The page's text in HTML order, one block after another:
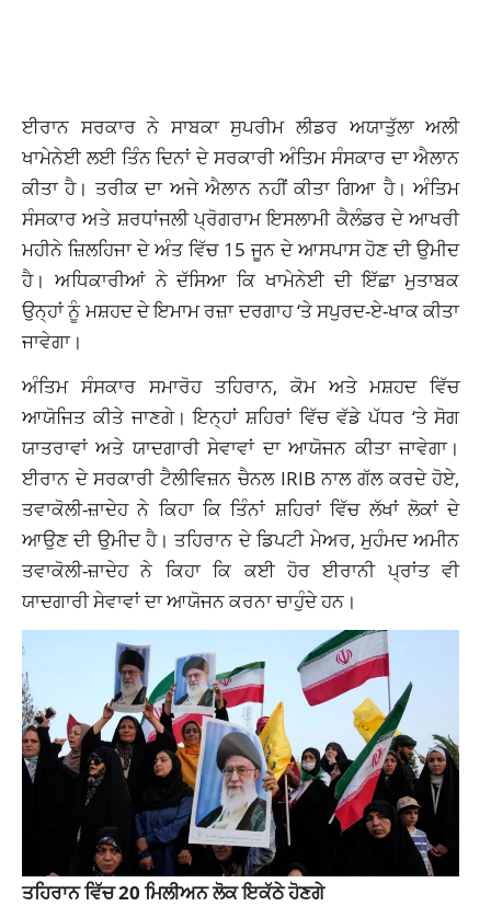
ਈਰਾਨ ਸਰਕਾਰ ਨੇ ਸਾਬਕਾ ਸੁਪਰੀਮ ਲੀਡਰ ਅਯਾਤੁੱਲਾ ਅਲੀ
ਖਾਮੇਨੇਈ ਲਈ ਤਿੰਨ ਦਿਨਾਂ ਦੇ ਸਰਕਾਰੀ ਅੰਤਿਮ ਸੰਸਕਾਰ ਦਾ ਐਲਾਨ
ਕੀਤਾ ਹੈ। ਤਰੀਕ ਦਾ ਅਜੇ ਐਲਾਨ ਨਹੀਂ ਕੀਤਾ ਗਿਆ ਹੈ। ਅੰਤਿਮ
ਸੰਸਕਾਰ ਅਤੇ ਸ਼ਰਧਾਂਜਲੀ ਪ੍ਰੋਗਰਾਮ ਇਸਲਾਮੀ ਕੈਲੰਡਰ ਦੇ ਆਖਰੀ
ਮਹੀਨੇ ਜ਼ਿਲਹਿਜਾ ਦੇ ਅੰਤ ਵਿੱਚ 15 ਜੂਨ ਦੇ ਆਸਪਾਸ ਹੋਣ ਦੀ ਉਮੀਦ
ਹੈ। ਅਧਿਕਾਰੀਆਂ ਨੇ ਦੱਸਿਆ ਕਿ ਖਾਮੇਨੇਈ ਦੀ ਇੱਛਾ ਮੁਤਾਬਕ
ਉਨ੍ਹਾਂ ਨੂੰ ਮਸ਼ਹਦ ਦੇ ਇਮਾਮ ਰਜ਼ਾ ਦਰਗਾਹ ‘ਤੇ ਸਪੁਰਦ-ਏ-ਖਾਕ ਕੀਤਾ
ਜਾਵੇਗਾ।
ਅੰਤਿਮ ਸੰਸਕਾਰ ਸਮਾਰੋਹ ਤਹਿਰਾਨ, ਕੋਮ ਅਤੇ ਮਸ਼ਹਦ ਵਿੱਚ
ਆਯੋਜਿਤ ਕੀਤੇ ਜਾਣਗੇ। ਇਨ੍ਹਾਂ ਸ਼ਹਿਰਾਂ ਵਿੱਚ ਵੱਡੇ ਪੱਧਰ ‘ਤੇ ਸੋਗ
ਯਾਤਰਾਵਾਂ ਅਤੇ ਯਾਦਗਾਰੀ ਸੇਵਾਵਾਂ ਦਾ ਆਯੋਜਨ ਕੀਤਾ ਜਾਵੇਗਾ।
ਈਰਾਨ ਦੇ ਸਰਕਾਰੀ ਟੈਲੀਵਿਜ਼ਨ ਚੈਨਲ IRIB ਨਾਲ ਗੱਲ ਕਰਦੇ ਹੋਏ,
ਤਵਾਕੋਲੀ-ਜ਼ਾਦੇਹ ਨੇ ਕਿਹਾ ਕਿ ਤਿੰਨਾਂ ਸ਼ਹਿਰਾਂ ਵਿੱਚ ਲੱਖਾਂ ਲੋਕਾਂ ਦੇ
ਆਉਣ ਦੀ ਉਮੀਦ ਹੈ। ਤਹਿਰਾਨ ਦੇ ਡਿਪਟੀ ਮੇਅਰ, ਮੁਹੰਮਦ ਅਮੀਨ
ਤਵਾਕੋਲੀ-ਜ਼ਾਦੇਹ ਨੇ ਕਿਹਾ ਕਿ ਕਈ ਹੋਰ ਈਰਾਨੀ ਪ੍ਰਾਂਤ ਵੀ
ਯਾਦਗਾਰੀ ਸੇਵਾਵਾਂ ਦਾ ਆਯੋਜਨ ਕਰਨਾ ਚਾਹੁੰਦੇ ਹਨ।
ਤਹਿਰਾਨ ਵਿੱਚ 20 ਮਿਲੀਅਨ ਲੋਕ ਇਕੱਠੇ ਹੋਣਗੇ